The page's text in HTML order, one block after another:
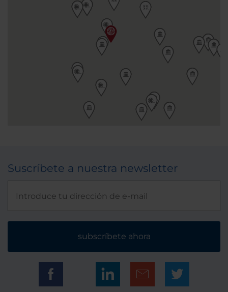
Suscríbete a nuestra newsletter
subscríbete ahora